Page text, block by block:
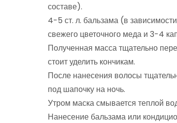
составе).
4-5 ст. л. бальзама (в
свежего цветочного меда и 3-4
Полученная масса тщательно
стоит уделить кончикам.
После нанесения волосы
под шапочку на ночь.
Утром маска смывается теплой
Нанесение бальзама или